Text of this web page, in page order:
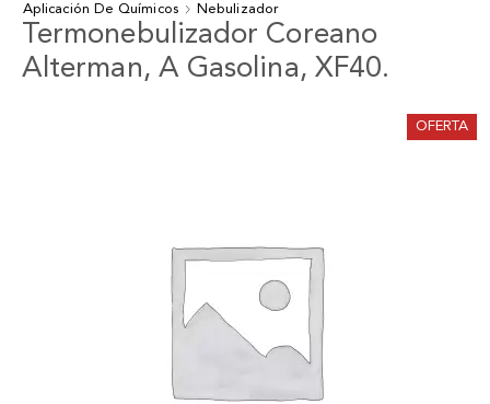
Aplicación De Químicos
Nebulizador
Termonebulizador Coreano
Alterman, A Gasolina, XF40.
OFERTA